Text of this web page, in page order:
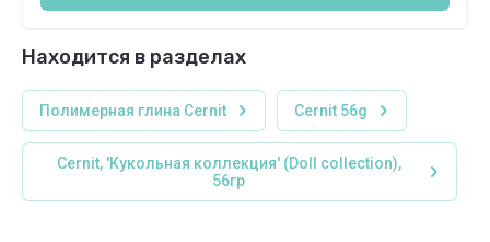
Находится в разделах
Полимерная глина Cernit Cernit 56g
Cernit, 'Кукольная коллекция' (Doll collection),
56гр